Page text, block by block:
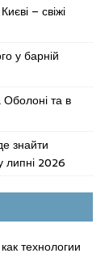
– свіжі
у барній
Оболоні та в
знайти
липні 2026
технологии